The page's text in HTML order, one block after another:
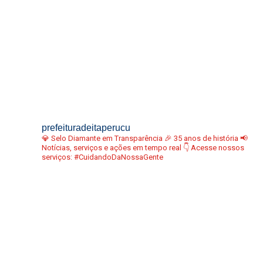
prefeituradeitaperucu
💎 Selo Diamante em Transparência 🎉 35 anos de história 📢
Notícias, serviços e ações em tempo real 👇 Acesse nossos
serviços: #CuidandoDaNossaGente